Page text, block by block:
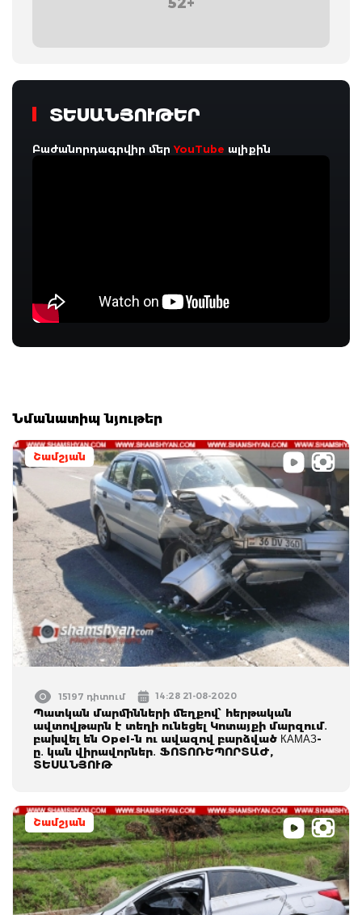
ՏԵՍԱՆՅՈՒԹԵՐ
Բաժանորդագրվիր մերYouTube ալիքին
Նմանատիպ նյութեր
Շամշյան
15197 դիտում 14:28 21-08-2020
Պատկան մարմինների մեղքով՝ հերթական
ավտովթարն է տեղի ունեցել Կոտայքի մարզում․
բախվել են Opel-ն ու ավազով բարձված КАМАЗ-
ը․ կան վիրավորներ․ ՖՈՏՈՌԵՊՈՐՏԱԺ,
ՏԵՍԱՆՅՈՒԹ
Շամշյան